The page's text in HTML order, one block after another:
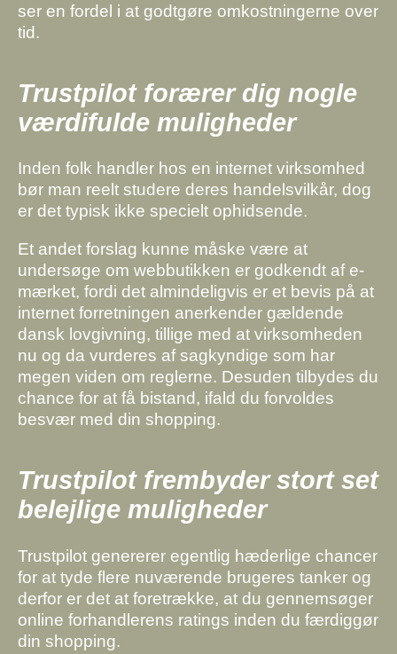
ser en fordel i at godtgøre omkostningerne over
tid.
Trustpilot forærer dig nogle
værdifulde muligheder
Inden folk handler hos en internet virksomhed
bør man reelt studere deres handelsvilkår, dog
er det typisk ikke specielt ophidsende.
Et andet forslag kunne måske være at
undersøge om webbutikken er godkendt af e-
mærket, fordi det almindeligvis er et bevis på at
internet forretningen anerkender gældende
dansk lovgivning, tillige med at virksomheden
nu og da vurderes af sagkyndige som har
megen viden om reglerne. Desuden tilbydes du
chance for at få bistand, ifald du forvoldes
besvær med din shopping.
Trustpilot frembyder stort set
belejlige muligheder
Trustpilot genererer egentlig hæderlige chancer
for at tyde flere nuværende brugeres tanker og
derfor er det at foretrække, at du gennemsøger
online forhandlerens ratings inden du færdiggør
din shopping.